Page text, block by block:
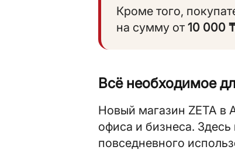
Кроме того,
на сумму от 10 000
Всё необходимое
Новый магазин ZETA в
офиса и бизнеса.
повседневного